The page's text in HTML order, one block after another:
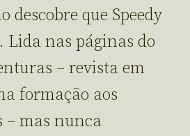
descobre que Speedy
Lida nas páginas do
– revista em
formação aos
– mas nunca